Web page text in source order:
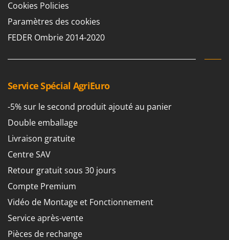
Reber
Redback
Ribimex
Ritter
River Systems
Robomow
Rossofuoco
Rover Pompe
Royal Food
Ryobi
S
S.T.P.
Santos
Cookies Policies
Paramètres des cookies
FEDER Ombrie 2014-2020
Service Spécial AgriEuro
-5% sur le second produit ajouté au panier
Double emballage
Livraison gratuite
Centre SAV
Retour gratuit sous 30 jours
Compte Premium
Vidéo de Montage et Fonctionnement
Service après-vente
Pièces de rechange